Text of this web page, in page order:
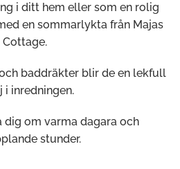
i ditt hem eller som en rolig
en sommarlykta från Majas
Cottage.
baddräkter blir de en lekfull
i inredningen.
dig om varma dagara och
stunder.